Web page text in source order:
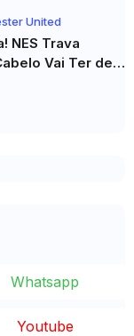
United
NES Trava
Vai Ter de
Whatsapp
Youtube